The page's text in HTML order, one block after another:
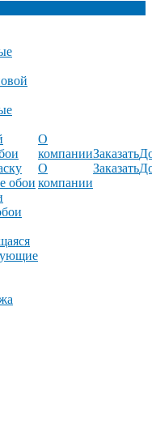
обои
О
компании
О
компании
Заказать
Заказать